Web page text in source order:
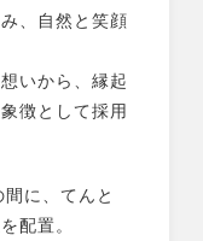
、自然と笑顔
いから、縁起
徴として採用
に、てんと
配置。